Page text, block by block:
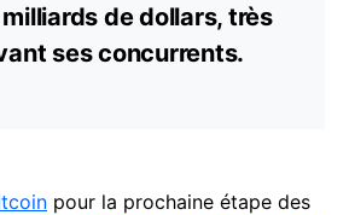
dedollars, très
ses concurrents.
pour la prochaine étape des